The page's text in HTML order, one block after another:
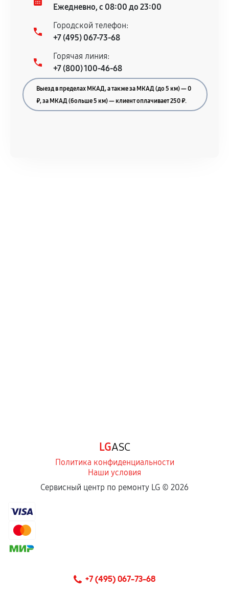
Ежедневно, с 08:00 до 23:00
Городской телефон:
+7 (495) 067-73-68
Горячая линия:
+7 (800) 100-46-68
Выезд в пределах МКАД, а также за МКАД (до 5 км) — 0
₽, за МКАД (больше 5 км) — клиент оплачивает 250 ₽.
LGASC
Политика конфиденциальности
Наши условия
Сервисный центр по ремонту LG © 2026
+7 (495) 067-73-68